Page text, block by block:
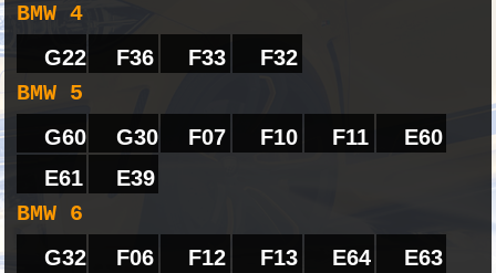
BMW 4
G22 F36 F33 F32
BMW 5
G60 G30 F07 F10 F11
E60
E61
E39
BMW 6
G32 F06 F12 F13 E64 E63